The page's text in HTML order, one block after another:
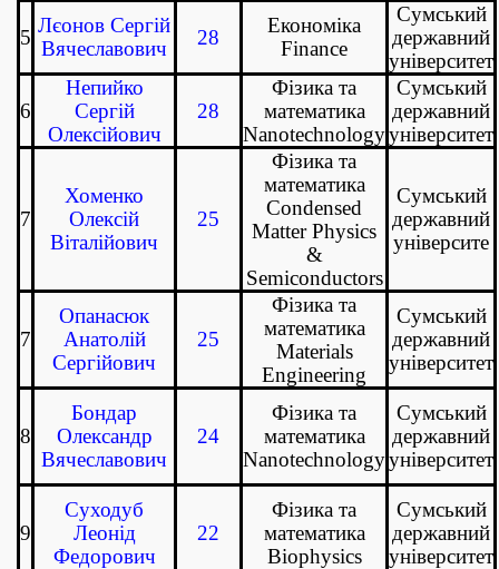
5
Лєонов Сергій
Вячеславович
28
Економіка
Finance
Сумський
державний
університет
6
Непийко
Сергій
Олексійович
28
Фізика та
математика
Nanotechnology
Сумський
державний
університет
7
Хоменко
Олексій
Віталійович
25
Фізика та
математика
Condensed
Matter Physics
&
Semiconductors
Сумський
державний
університе
7
Опанасюк
Анатолій
Сергійович
25
Фізика та
математика
Materials
Engineering
Сумський
державний
університет
8
Бондар
Олександр
Вячеславович
24
Фізика та
математика
Nanotechnology
Сумський
державний
університет
9
Суходуб
Леонід
Федорович
22
Фізика та
математика
Biophysics
Сумський
державний
університет